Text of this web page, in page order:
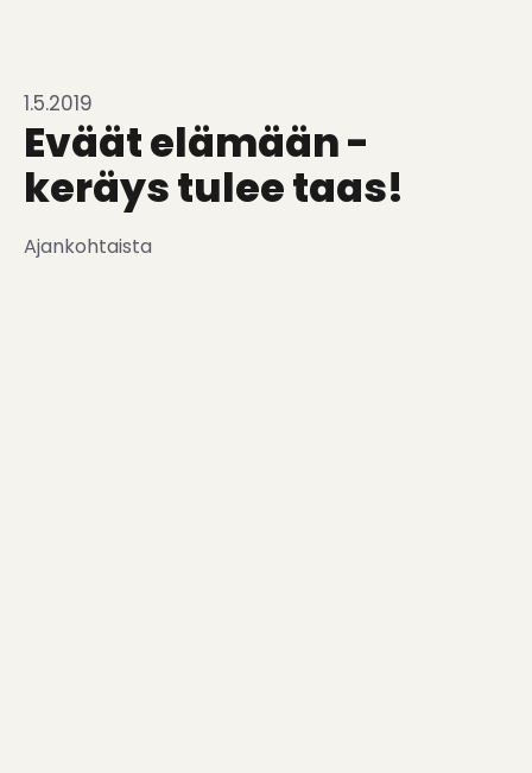
1.5.2019
Eväät elämään -
keräys tulee taas!
Ajankohtaista